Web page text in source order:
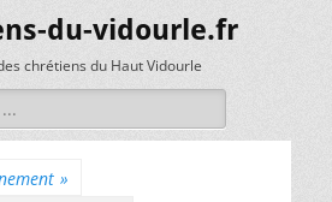
du-vidourle.fr
chrétiens du Haut Vidourle
»